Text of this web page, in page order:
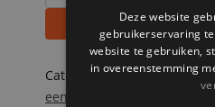
plankendragers
Toevoegen aan
Categorieën:Onze
een rij
Deze website
gebruikerservaring
website te gebruiken,
in overeenstemming